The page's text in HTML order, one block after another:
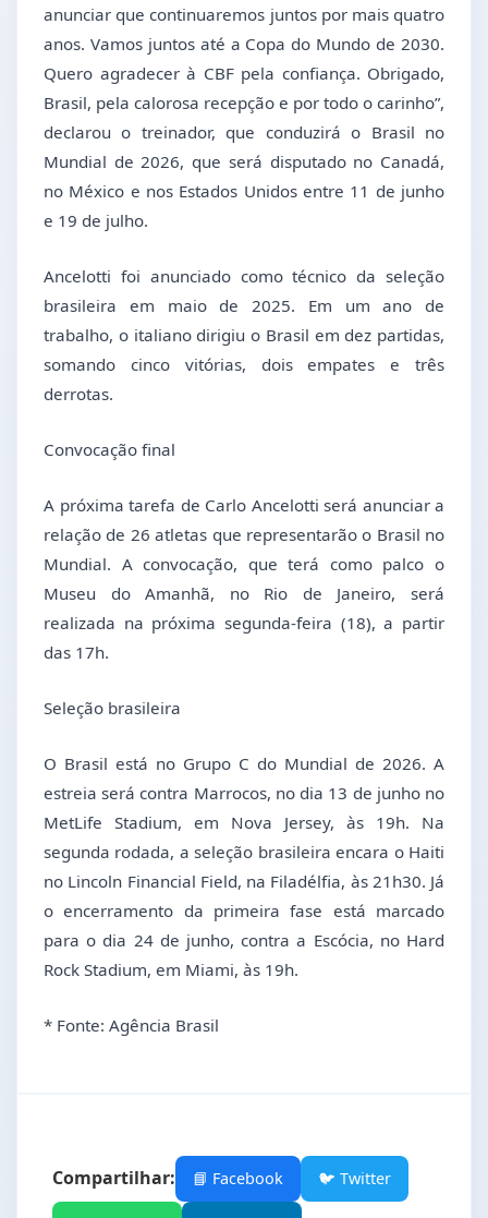
anunciar que continuaremos juntos por mais quatro
anos. Vamos juntos até a Copa do Mundo de 2030.
Quero agradecer à CBF pela confiança. Obrigado,
Brasil, pela calorosa recepção e por todo o carinho”,
declarou o treinador, que conduzirá o Brasil no
Mundial de 2026, que será disputado no Canadá,
no México e nos Estados Unidos entre 11 de junho
e 19 de julho.
Ancelotti foi anunciado como técnico da seleção
brasileira em maio de 2025. Em um ano de
trabalho, o italiano dirigiu o Brasil em dez partidas,
somando cinco vitórias, dois empates e três
derrotas.
Convocação final
A próxima tarefa de Carlo Ancelotti será anunciar a
relação de 26 atletas que representarão o Brasil no
Mundial. A convocação, que terá como palco o
Museu do Amanhã, no Rio de Janeiro, será
realizada na próxima segunda-feira (18), a partir
das 17h.
Seleção brasileira
O Brasil está no Grupo C do Mundial de 2026. A
estreia será contra Marrocos, no dia 13 de junho no
MetLife Stadium, em Nova Jersey, às 19h. Na
segunda rodada, a seleção brasileira encara o Haiti
no Lincoln Financial Field, na Filadélfia, às 21h30. Já
o encerramento da primeira fase está marcado
para o dia 24 de junho, contra a Escócia, no Hard
Rock Stadium, em Miami, às 19h.
* Fonte: Agência Brasil
Compartilhar: 📘 Facebook 🐦 Twitter